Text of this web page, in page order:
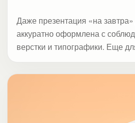
Даже презентация «на
аккуратно оформлена с
верстки и типографики. Еще
расставляем акценты.